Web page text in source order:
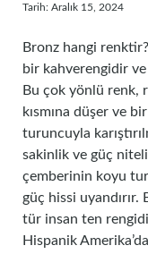
Tarih: Aralık 15, 2024
Bronz hangi
bir kahverengidir
Bu çok yönlü renk,
kısmına düşer ve
turuncuyla
sakinlik ve güç
çemberinin koyu
güç hissi
tür insan ten
Hispanik